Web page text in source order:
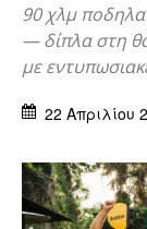
90 χλμ
— δίπλα στη
με
22 Απριλίου